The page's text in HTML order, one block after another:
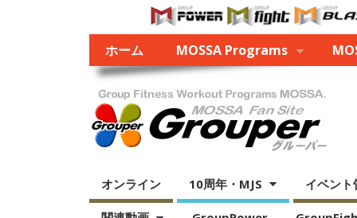
ホーム MOSSA Programs
オンライン 10周年・MJS イベント